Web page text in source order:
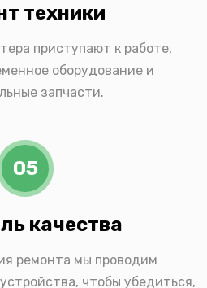
техники
приступают к работе,
оборудование и
запчасти.
05
качества
ремонта мы проводим
чтобы убедиться,